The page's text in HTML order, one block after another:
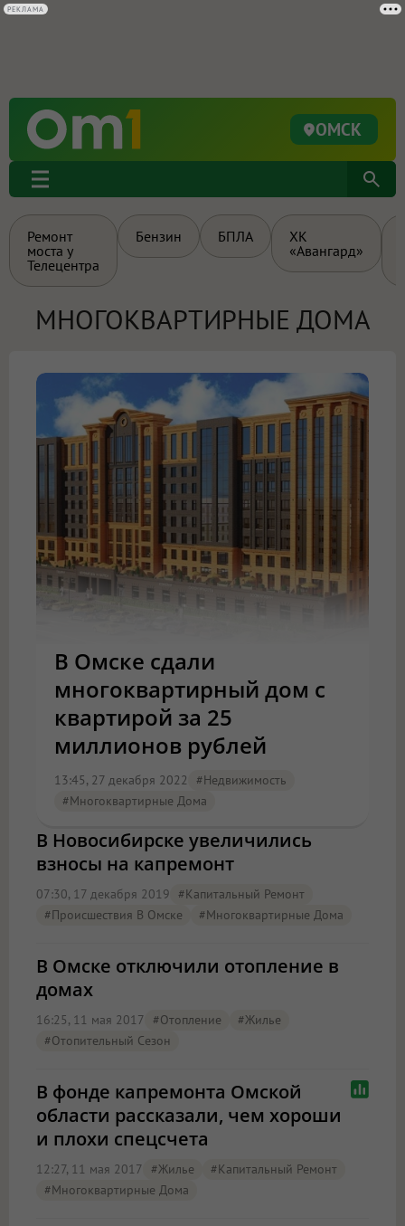
ОМСК
Ремонт
моста у
Телецентра
Бензин БПЛА
ХК
«Авангард»
МНОГОКВАРТИРНЫЕ ДОМА
В Омске сдали
многоквартирный дом с
квартирой за 25
миллионов рублей
13:45, 27 декабря 2022
#Недвижимость
#многоквартирные Дома
В Новосибирске увеличились
взносы на капремонт
07:30, 17 декабря 2019 #капитальный Ремонт
#Происшествия В Омске
#многоквартирные Дома
В Омске отключили отопление в
домах
16:25, 11 мая 2017 #отопление
#жилье
#отопительный Сезон
В фонде капремонта Омской
области рассказали, чем хороши
и плохи спецсчета
12:27, 11 мая 2017 #жилье
#капитальный Ремонт
#многоквартирные Дома
РЕКЛАМА